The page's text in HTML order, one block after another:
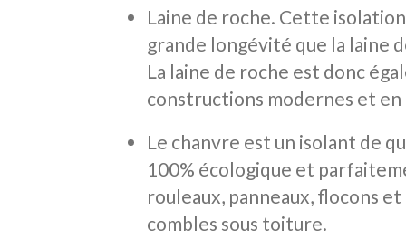
Laine de roche. Cette
grande longévité que la laine
La laine de roche est donc
constructions modernes et
Le chanvre est un isolant de
100% écologique et
rouleaux, panneaux, flocons
combles sous toiture.